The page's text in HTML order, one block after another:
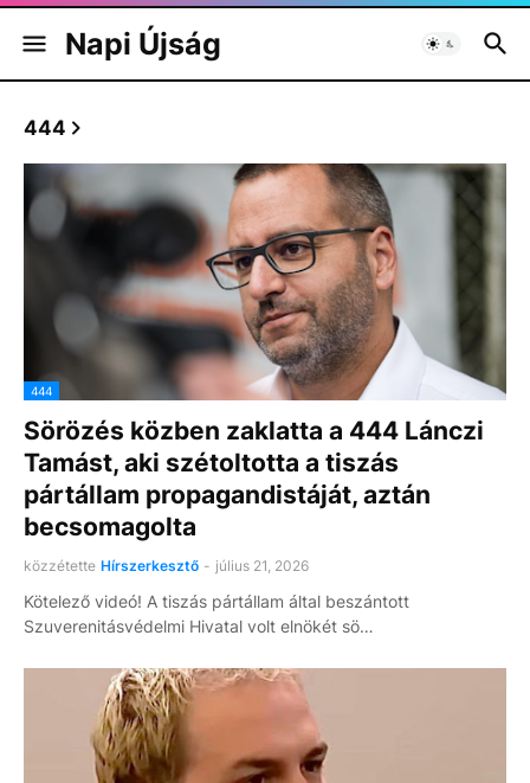
Napi Újság
444
444
Sörözés közben zaklatta a 444 Lánczi
Tamást, aki szétoltotta a tiszás
pártállam propagandistáját, aztán
becsomagolta
közzétette Hírszerkesztő - július 21, 2026
Kötelező videó! A tiszás pártállam által beszántott
Szuverenitásvédelmi Hivatal volt elnökét sö…